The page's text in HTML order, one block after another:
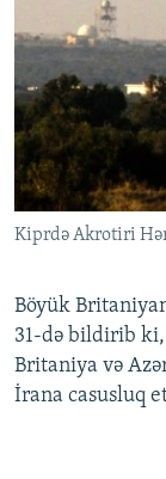
Kiprdə Akrotiri
Böyük
31-də bildirib
Britaniya və
İrana casusluq